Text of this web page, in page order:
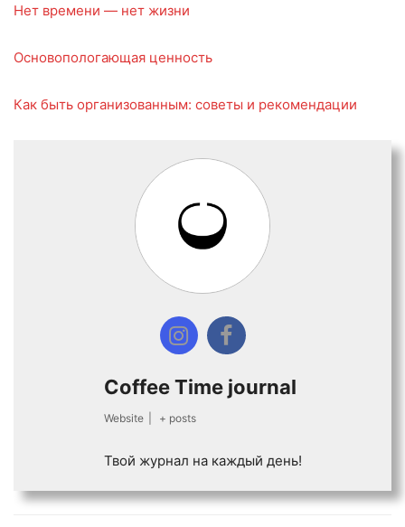
Нет времени — нет жизни
Основопологающая ценность
Как быть организованным: советы и рекомендации
Coffee Time journal
Website + posts
Твой журнал на каждый день!